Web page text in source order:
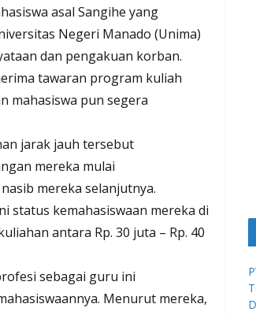
asal Sangihe yang
Negeri Manado (Unima)
dan pengakuan korban.
tawaran program kuliah
mahasiswa pun segera
jarak jauh tersebut
mereka mulai
mereka selanjutnya.
status kemahasiswaan mereka di
antara Rp. 30 juta – Rp. 40
sebagai guru ini
Menurut mereka,